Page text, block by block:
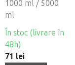
1000 ml / 5000
ml
În stoc (livrare în
48h)
71 lei